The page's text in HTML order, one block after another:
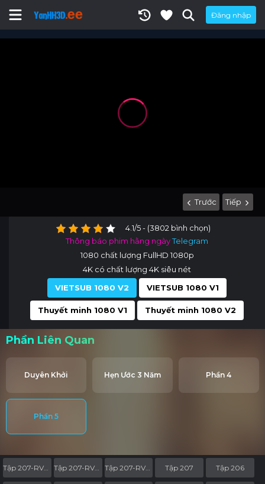
Đăng nhập
Trước Tiếp
4.1/5 - (3802 bình chọn)
Thông báo phim hằng ngàyTelegram
1080 chất lượng FullHD 1080p
4K có chất lượng 4K siêu nét
VIETSUB 1080 V2
VIETSUB 1080 V1
Thuyết minh 1080 V1 Thuyết minh 1080 V2
Phần Liên Quan
Duyên Khởi Hẹn Ước 3 Năm Phần 4
Phần 5
Tập 207-RV04 Tập 207-RV03 Tập 207 Tập 206